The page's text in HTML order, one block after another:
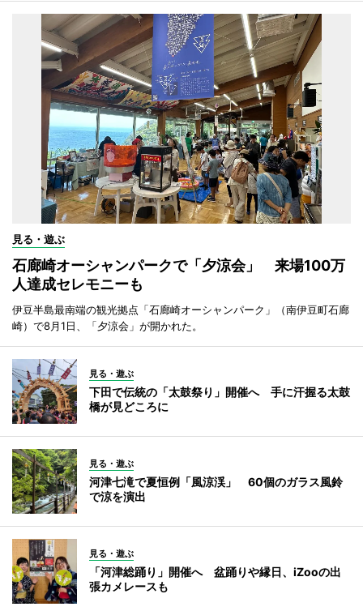
見る・遊ぶ
石廊崎オーシャンパークで「夕涼会」 来場100万
人達成セレモニーも
伊豆半島最南端の観光拠点「石廊崎オーシャンパーク」（南伊豆町石廊
崎）で8月1日、「夕涼会」が開かれた。
見る・遊ぶ
下田で伝統の「太鼓祭り」開催へ 手に汗握る太鼓
橋が見どころに
見る・遊ぶ
河津七滝で夏恒例「風涼渓」 60個のガラス風鈴
で涼を演出
見る・遊ぶ
「河津総踊り」開催へ 盆踊りや縁日、iZooの出
張カメレースも